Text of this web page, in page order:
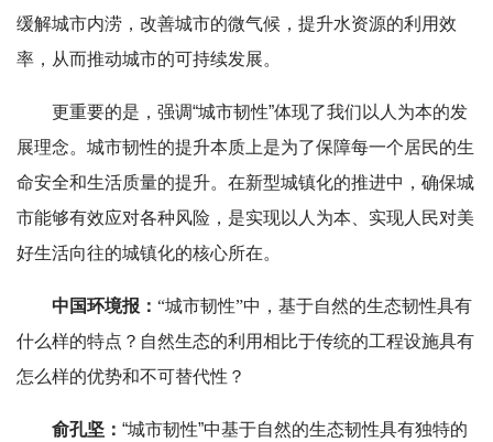
缓解城市内涝，改善城市的微气候，提升水资源的利用效
率，从而推动城市的可持续发展。
更重要的是，强调“城市韧性”体现了我们以人为本的发
展理念。城市韧性的提升本质上是为了保障每一个居民的生
命安全和生活质量的提升。在新型城镇化的推进中，确保城
市能够有效应对各种风险，是实现以人为本、实现人民对美
好生活向往的城镇化的核心所在。
中国环境报： “城市韧性”中，基于自然的生态韧性具有
什么样的特点？自然生态的利用相比于传统的工程设施具有
怎么样的优势和不可替代性？
俞孔坚： “城市韧性”中基于自然的生态韧性具有独特的